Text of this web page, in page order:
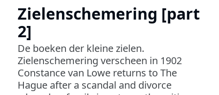
Zielenschemering [part
2]
De boeken der kleine zielen.
Zielenschemering verscheen in 1902
Constance van Lowe returns to The
Hague after a scandal and divorce